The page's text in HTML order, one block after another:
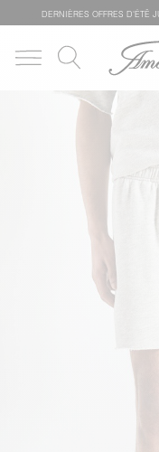
DERNIÈRES OFFRES D'ÉTÊ